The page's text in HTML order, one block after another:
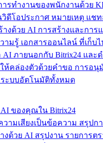
รทำงานของพนักงานด้วย
วิดีโอประกาศ หมายเหตุ แ
างด้วย AI การสร้างและก
มรู้ เอกสารออนไลน์ ที่เก็บ
AI ภายนอกกับ Bitrix24 แล
ห้คล่องตัวด้วยคำขอ การอนุ
ะบบอัตโนมัติทั้งหมด
ของคุณใน Bitrix24
วามเสียงเป็นข้อความ สรุป
งด้วย AI สรุปงาน รายการต